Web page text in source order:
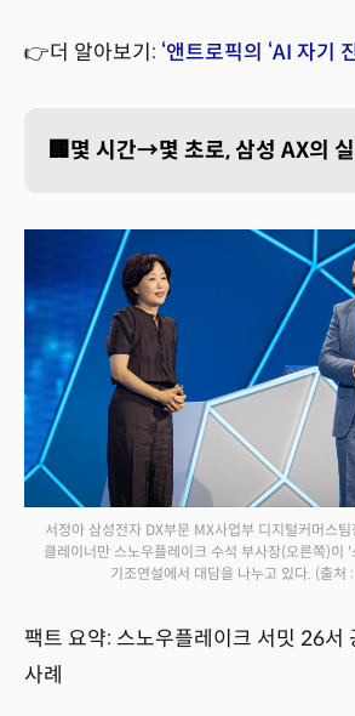
👉더 알아보기: ‘앤트로픽의 ‘AI 자기
🏢몇 시간→몇 초로, 삼성 AX의 실
서정아 삼성전자 DX부문 MX사업부 디지털커머스
클레이너만 스노우플레이크 수석 부사장(오른쪽)이
기조연설에서 대담을 나누고 있다. (출처
팩트 요약: 스노우플레이크 서밋 26서
사례